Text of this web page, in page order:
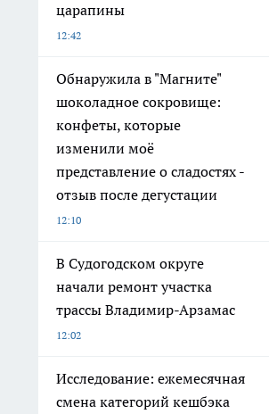
царапины
12:42
Обнаружила в "Магните"
шоколадное сокровище:
конфеты, которые
изменили моё
представление о сладостях -
отзыв после дегустации
12:10
В Судогодском округе
начали ремонт участка
трассы Владимир-Арзамас
12:02
Исследование: ежемесячная
смена категорий кешбэка